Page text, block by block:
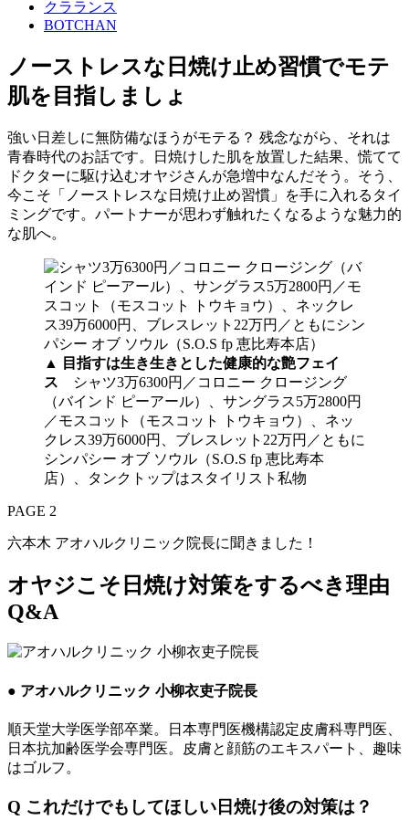
クラランス
BOTCHAN
ノーストレスな日焼け止め習慣でモテ
肌を目指しましょ
強い日差しに無防備なほうがモテる？ 残念ながら、それは
青春時代のお話です。日焼けした肌を放置した結果、慌てて
ドクターに駆け込むオヤジさんが急増中なんだそう。そう、
今こそ「ノーストレスな日焼け止め習慣」を手に入れるタイ
ミングです。パートナーが思わず触れたくなるような魅力的
な肌へ。
▲
目指すは生き生きとした健康的な艶フェイ
ス シャツ3万6300円／コロニー クロージング
（バインド ピーアール）、サングラス5万2800円
／モスコット（モスコット トウキョウ）、ネッ
クレス39万6000円、ブレスレット22万円／ともに
シンパシー オブ ソウル（S.O.S fp 恵比寿本
店）、タンクトップはスタイリスト私物
PAGE 2
六本木 アオハルクリニック院長に聞きました！
オヤジこそ日焼け対策をするべき理由
Q&A
● アオハルクリニック 小柳衣吏子院長
順天堂大学医学部卒業。日本専門医機構認定皮膚科専門医、
日本抗加齢医学会専門医。皮膚と顔筋のエキスパート、趣味
はゴルフ。
Q これだけでもしてほしい日焼け後の対策は？